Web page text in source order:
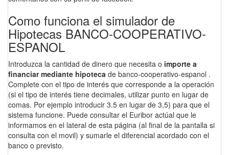
Como funciona el simulador de
Hipotecas BANCO-COOPERATIVO-
ESPANOL
Introduzca la cantidad de dinero que necesita o importe a
financiar mediante hipoteca de banco-cooperativo-espanol .
Complete con el tipo de interés que corresponde a la operación
(si el tipo de interés tiene decimales, utilizar punto en lugar de
comas. Por ejemplo introducir 3.5 en lugar de 3,5) para que el
sistema funcione. Puede consultar el Euribor actúal que le
informamos en el lateral de esta página (al final de la pantalla si
consulta con el movil) y sumarle el diferencial acordado con el
banco o previsto.